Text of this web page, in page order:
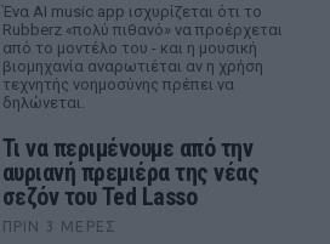
Ένα AI music app ισχυρίζεται ότι το
Rubberz «πολύ πιθανό» να προέρχεται
από το μοντέλο του - και η μουσική
βιομηχανία αναρωτιέται αν η χρήση
τεχνητής νοημοσύνης πρέπει να
δηλώνεται.
Τι να περιμένουμε από την
αυριανή πρεμιέρα της νέας
σεζόν του Ted Lasso
ΠΡΙΝ 3 ΜΈΡΕΣ